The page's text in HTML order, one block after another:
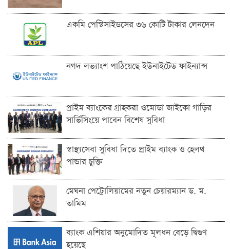
একমি পেস্টিসাইডসের ৩৬ কোটি টাকার লেনদেন
নগদ লভ্যাংশ পাঠিয়েছে ইউনাইটেড ফাইন্যান্স
প্রাইম ব্যাংকের গ্রাহকরা ওমোডা জাইকো গাড়ির
সার্ভিসিংয়ে পাবেন বিশেষ সুবিধা
স্বাস্থ্যসেবা সুবিধা দিতে প্রাইম ব্যাংক ও হেলথ
পান্ডার চুক্তি
মেঘনা পেট্রোলিয়ামের নতুন চেয়ারম্যান ড. ম.
তামিম
ব্যাংক এশিয়ার অনুমোদিত মূলধন বেড়ে দ্বিগুণ
হয়েছে